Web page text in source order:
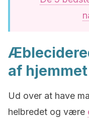
af hjemmet
Ud over at have
helbredet og være